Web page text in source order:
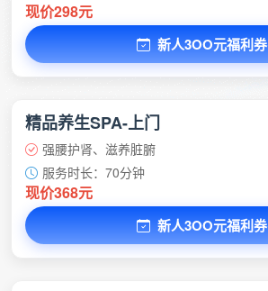
现价298元
新人3OO元福利券
精品养生SPA-上门
强腰护肾、滋养脏腑
服务时长：70分钟
现价368元
新人3OO元福利券